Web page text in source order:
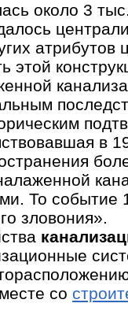
около 3
атрибутов
этой
в
То событие
зловония».
со